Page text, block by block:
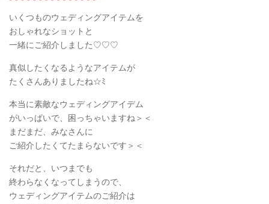
いくつものウェディングアイテムを
おしゃれなショットと
一緒にご紹介しました♡♡♡
真似したくなるようなアイテムが
たくさんありましたね☆ﾐ
本当に素敵なウェディングアイデム
がいっぱいで、困っちゃいますね＞＜
まだまだ、みなさんに
ご紹介したくてたまらないです＞＜
それだと、いつまでも
終わらなくなってしまうので、
ウェディングアイテムのご紹介は